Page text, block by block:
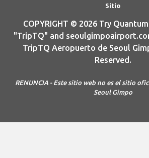
Sitio
COPYRIGHT © 2026 Try
"TripTQ" and
TripTQ Aeropuerto de Seoul
Reserved.
RENUNCIA - Este sitio web no es el sitio
Seoul Gimpo